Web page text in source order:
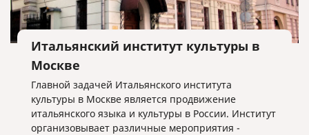
Итальянский институт культуры в
Москве
Главной задачей Итальянского института
культуры в Москве является продвижение
итальянского языка и культуры в России. Институт
организовывает различные мероприятия -